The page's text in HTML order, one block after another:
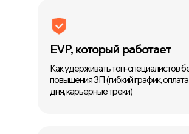
Как удерживать топ-специалистов
повышения ЗП (гибкий график,
дня, карьерные треки)
EVP, который работает